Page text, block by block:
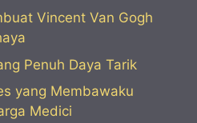
Vincent Van Gogh
Penuh Daya Tarik
yang Membawaku
Medici